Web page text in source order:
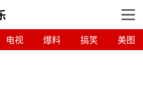
电视 爆料 搞笑 美图